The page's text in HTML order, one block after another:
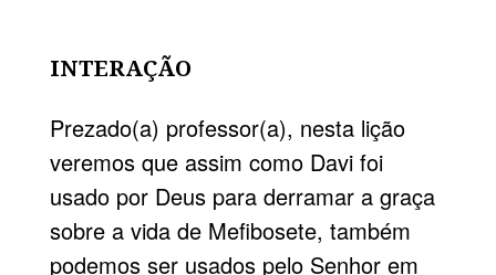
INTERAÇÃO
Prezado(a) professor(a), nesta lição
veremos que assim como Davi foi
usado por Deus para derramar a graça
sobre a vida de Mefibosete, também
podemos ser usados pelo Senhor em